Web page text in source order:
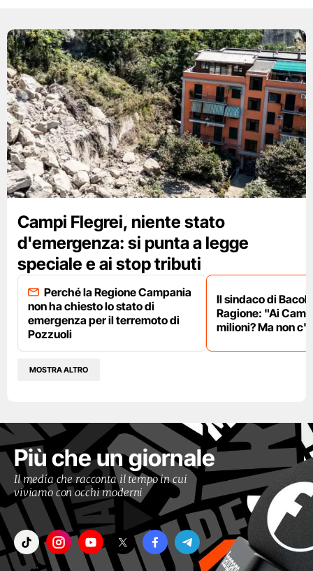
Campi Flegrei, niente stato
d'emergenza: si punta a legge
speciale e ai stop tributi
Perché la Regione Campania
non ha chiesto lo stato di
emergenza per il terremoto di
Pozzuoli
Il sindaco di Bacoli
Ragione: "Ai
milioni? Ma non
MOSTRA ALTRO
Più che un giornale
Il media che racconta il tempo in cui
viviamo con occhi moderni